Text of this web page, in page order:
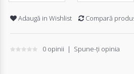
Adaugă in Wishlist Compară
0 opinii | Spune-ţi opinia